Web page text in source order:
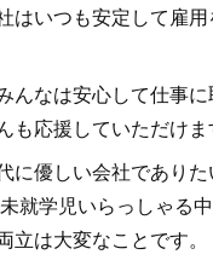
はいつも安定して雇用
んなは安心して仕事
も応援していただけま
に優しい会社であり
就学児いらっしゃる
立は大変なことです。